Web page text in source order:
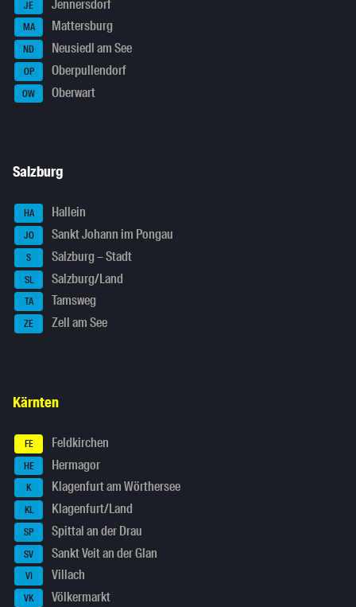
JE Jennersdorf
MA Mattersburg
ND Neusiedl am See
OP Oberpullendorf
OW Oberwart
Salzburg
HA Hallein
JO Sankt Johann im Pongau
S Salzburg – Stadt
SL Salzburg/Land
TA Tamsweg
ZE Zell am See
Kärnten
FE Feldkirchen
HE Hermagor
K Klagenfurt am Wörthersee
KL Klagenfurt/Land
SP Spittal an der Drau
SV Sankt Veit an der Glan
VI Villach
VK Völkermarkt